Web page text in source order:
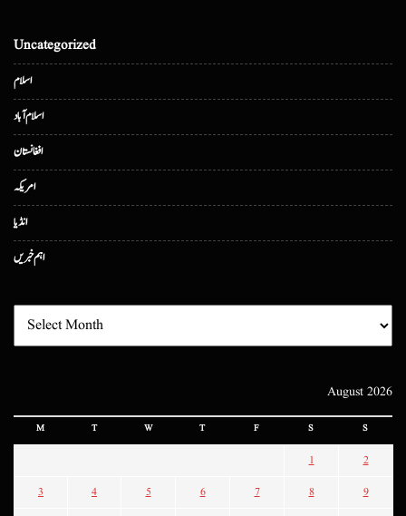
Uncategorized
اسلام
اسلام آباد
افغانستان
امریکہ
انڈیا
اہم خبریں
August 2026
M T W T F S S
1 2
3 4 5 6 7 8 9